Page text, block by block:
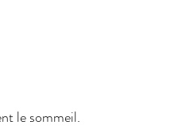
le sommeil.